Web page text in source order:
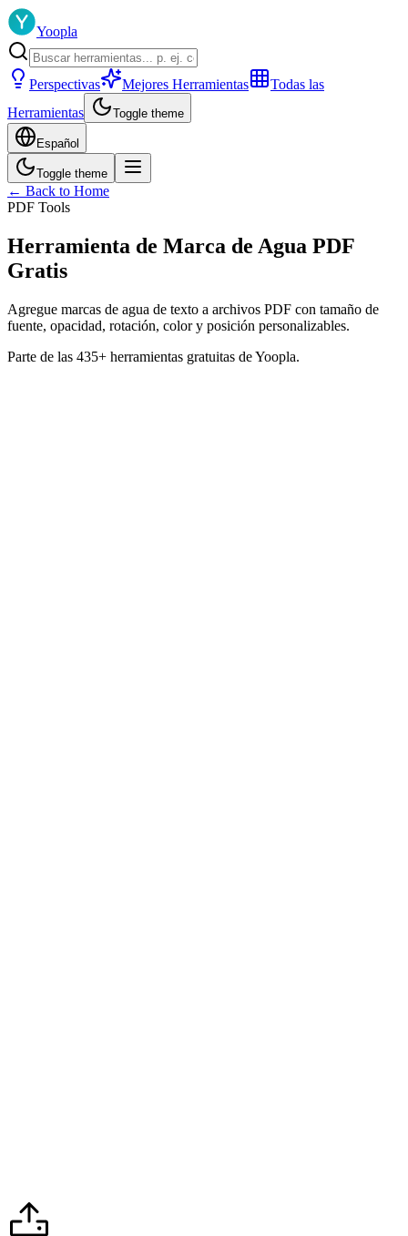
Yoopla
Perspectivas Mejores Herramientas
Todas las
Herramientas
Toggle theme
Español
Toggle theme
← Back to Home
PDF Tools
Herramienta de Marca de Agua PDF
Gratis
Agregue marcas de agua de texto a archivos PDF con tamaño de
fuente, opacidad, rotación, color y posición personalizables.
Parte de las 435+ herramientas gratuitas de Yoopla.